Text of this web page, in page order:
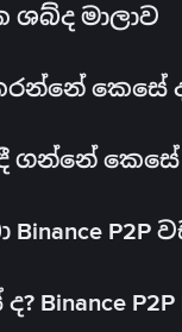
ශබ්ද මාලාව
කෙසේ
දී ගන්නේ කෙසේ
P2P